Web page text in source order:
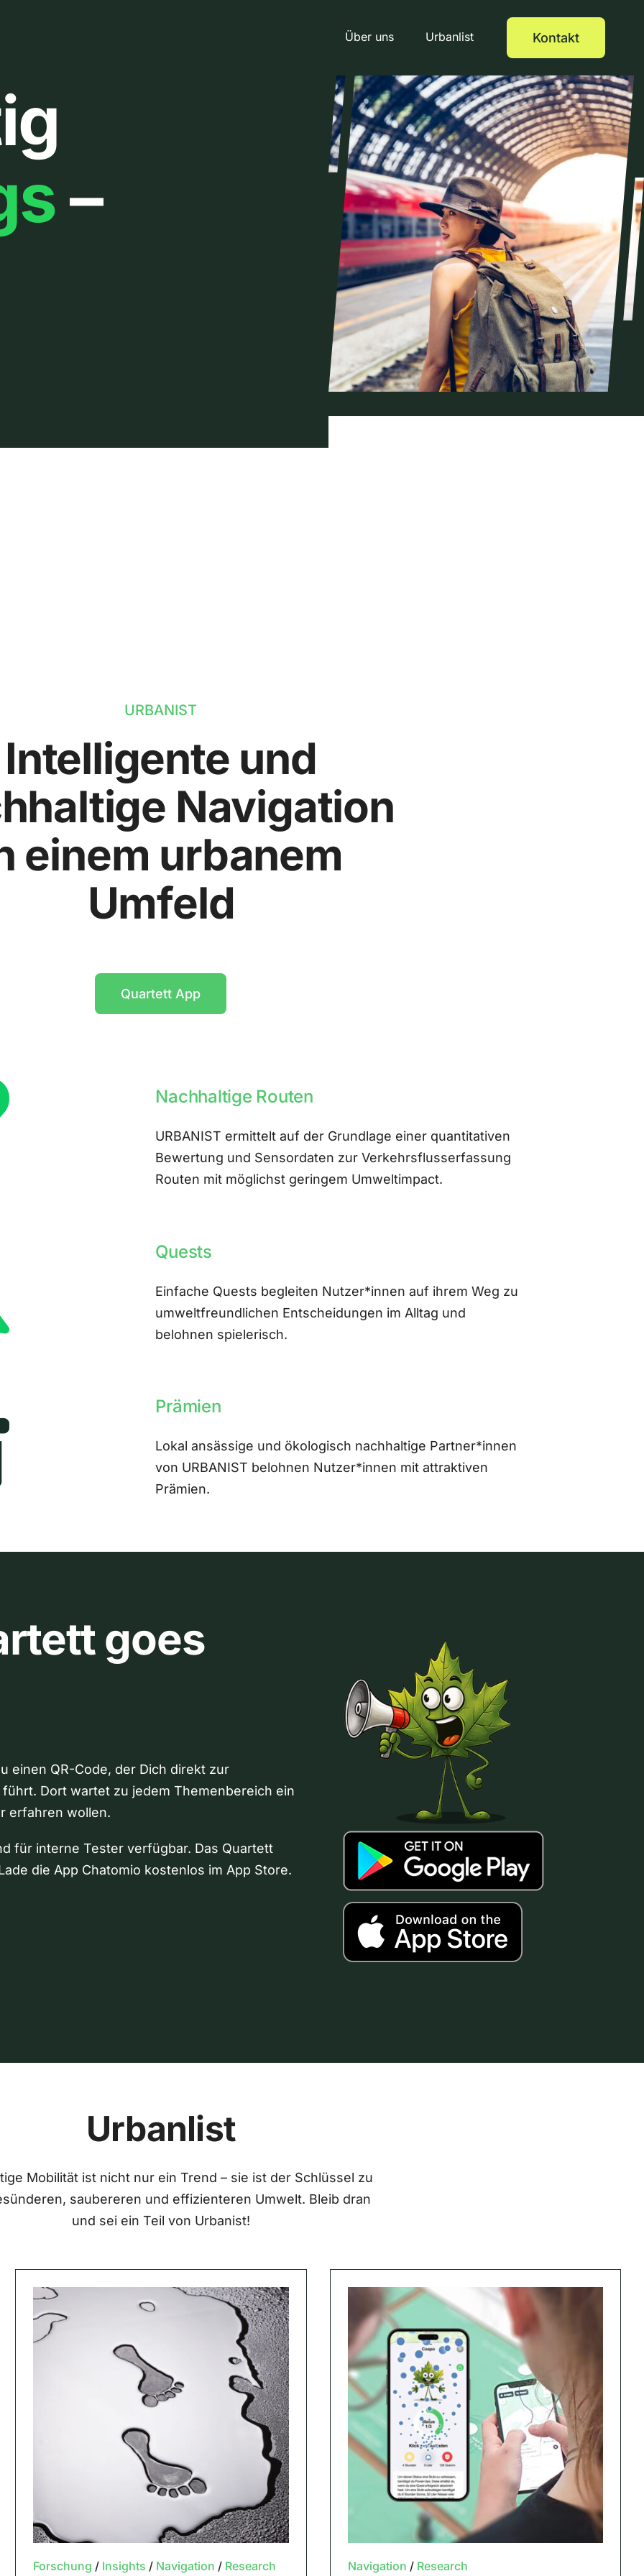
Über uns Urbanlist Kontakt
–
URBANIST
Intelligente und
Navigation
einem urbanem
Umfeld
Quartett App
Nachhaltige Routen
URBANIST ermittelt auf der Grundlage einer quantitativen
Bewertung und Sensordaten zur Verkehrsflusserfassung
Routen mit möglichst geringem Umweltimpact.
Quests
Einfache Quests begleiten Nutzer*innen auf ihrem Weg zu
umweltfreundlichen Entscheidungen im Alltag und
belohnen spielerisch.
Prämien
Lokal ansässige und ökologisch nachhaltige Partner*innen
von URBANIST belohnen Nutzer*innen mit attraktiven
Prämien.
goes
einen QR-Code, der Dich direkt zur
Dort wartet zu jedem Themenbereich ein
erfahren wollen.
für interne Tester verfügbar. Das Quartett
die App Chatomio kostenlos im App Store.
Urbanlist
Mobilität ist nicht nur ein Trend – sie ist der Schlüssel zu
saubereren und effizienteren Umwelt. Bleib dran
und sei ein Teil von Urbanist!
Forschung / Insights / Navigation / Research Navigation / Research